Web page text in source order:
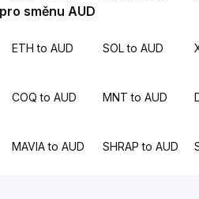
směnu AUD
ETH to AUD SOL to AUD
COQ to AUD MNT to AUD
MAVIA to AUD SHRAP to AUD